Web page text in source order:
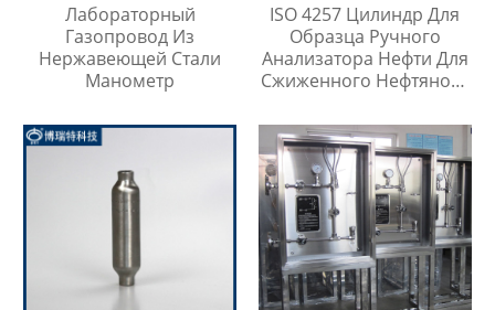
Лабораторный
Газопровод Из
Нержавеющей Стали
Манометр
ISO 4257 Цилиндр Для
Образца Ручного
Анализатора Нефти Для
Сжиженного Нефтяного